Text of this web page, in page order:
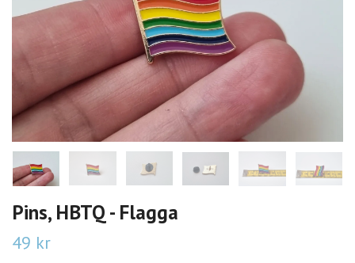
Pins, HBTQ - Flagga
49 kr